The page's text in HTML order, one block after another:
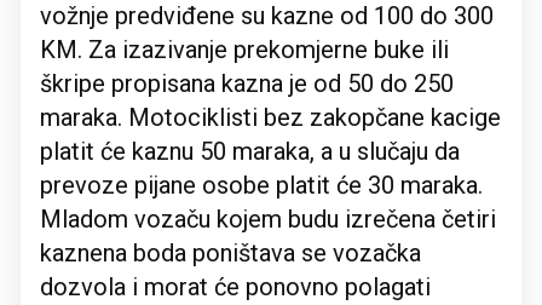
vožnje predviđene su kazne od 100 do 300
KM. Za izazivanje prekomjerne buke ili
škripe propisana kazna je od 50 do 250
maraka. Motociklisti bez zakopčane kacige
platit će kaznu 50 maraka, a u slučaju da
prevoze pijane osobe platit će 30 maraka.
Mladom vozaču kojem budu izrečena četiri
kaznena boda poništava se vozačka
dozvola i morat će ponovno polagati